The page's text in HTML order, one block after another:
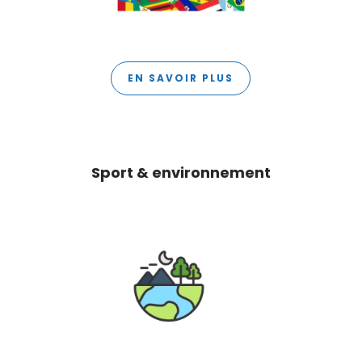
EN SAVOIR PLUS
Sport & environnement